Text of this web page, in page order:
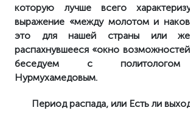
которую лучше всего
выражение «между молотом и
это для нашей страны или же
распахнувшееся «окно
беседуем с политологом
Нурмухамедовым.
Период распада, или Есть ли